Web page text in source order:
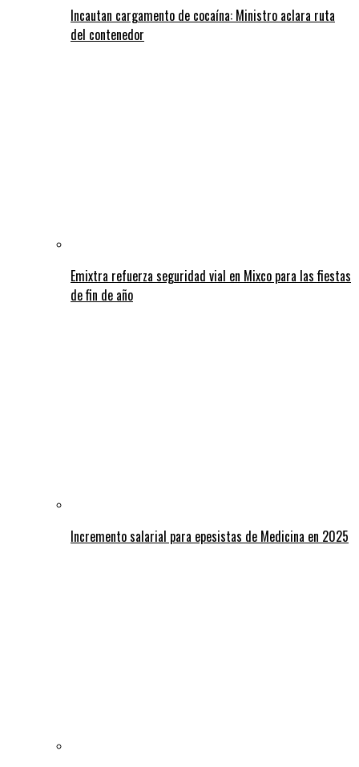
Incautan cargamento de cocaína: Ministro aclara ruta
del contenedor
Emixtra refuerza seguridad vial en Mixco para las fiestas
de fin de año
Incremento salarial para epesistas de Medicina en 2025